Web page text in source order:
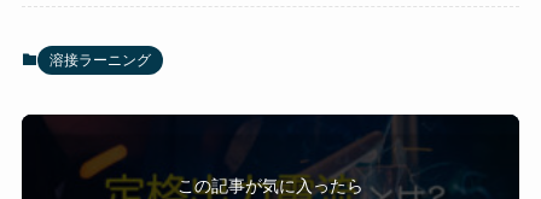
溶接ラーニング
この記事が気に入ったら